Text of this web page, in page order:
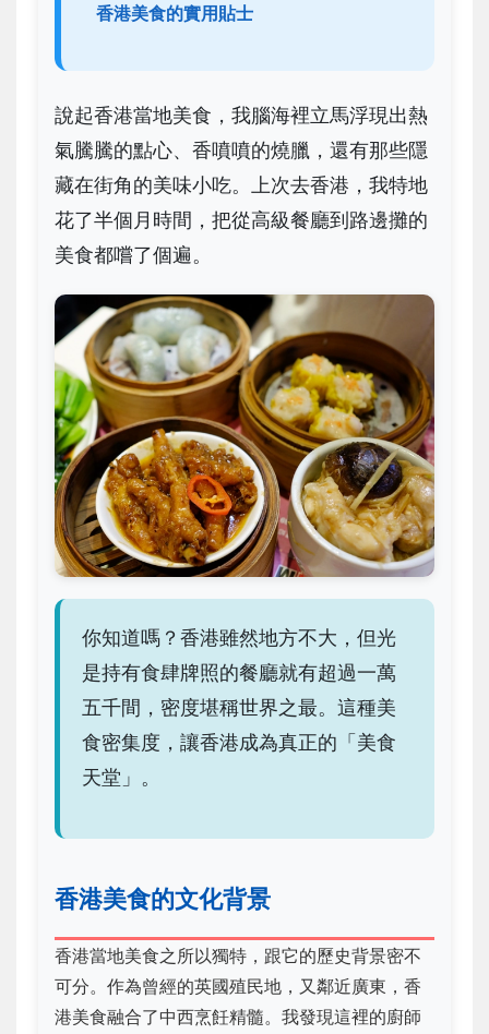
香港美食的實用貼士
說起香港當地美食，我腦海裡立馬浮現出熱
氣騰騰的點心、香噴噴的燒臘，還有那些隱
藏在街角的美味小吃。上次去香港，我特地
花了半個月時間，把從高級餐廳到路邊攤的
美食都嚐了個遍。
你知道嗎？香港雖然地方不大，但光
是持有食肆牌照的餐廳就有超過一萬
五千間，密度堪稱世界之最。這種美
食密集度，讓香港成為真正的「美食
天堂」。
香港美食的文化背景
香港當地美食之所以獨特，跟它的歷史背景密不
可分。作為曾經的英國殖民地，又鄰近廣東，香
港美食融合了中西烹飪精髓。我發現這裡的廚師